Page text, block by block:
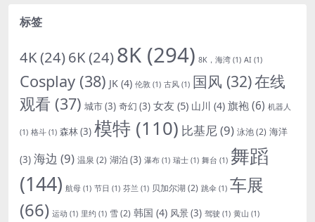
标签
4K(24)6K(24)8K (294) 8K，海湾 (1) AI (1)
Cosplay (38) JK (4) 伦敦 (1) 古风 (1) 国风 (32)在线
观看 (37) 城市(3) 奇幻 (3) 女友 (5) 山川 (4) 旗袍(6) 机器人
(1) 格斗 (1) 森林(3) 模特 (110) 比基尼(9) 泳池(2) 海洋
(3) 海边 (9) 温泉 (2) 湖泊 (3) 瀑布 (1) 瑞士 (1) 舞台 (1) 舞蹈
(144) 航母 (1) 节日 (1) 芬兰 (1) 贝加尔湖 (2) 跳伞 (1) 车展
(66) 运动 (1) 里约 (1) 雪(2) 韩国 (4) 风景(3) 驾驶 (1) 黄山 (1)